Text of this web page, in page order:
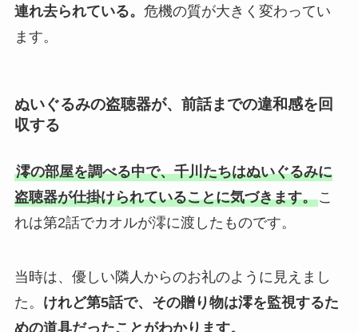
連れ去られている。 危機の質が大きく変わってい
ます。
ぬいぐるみの盗聴器が、前話までの違和感を回
収する
澪の部屋を調べる中で、千川たちはぬいぐるみに
盗聴器が仕掛けられていることに気づきます。こ
れは第2話でカオルが澪に渡したものです。
当時は、優しい隣人からのお礼のように見えまし
た。 けれど第5話で、その贈り物は澪を監視するた
めの道具だったことがわかります。